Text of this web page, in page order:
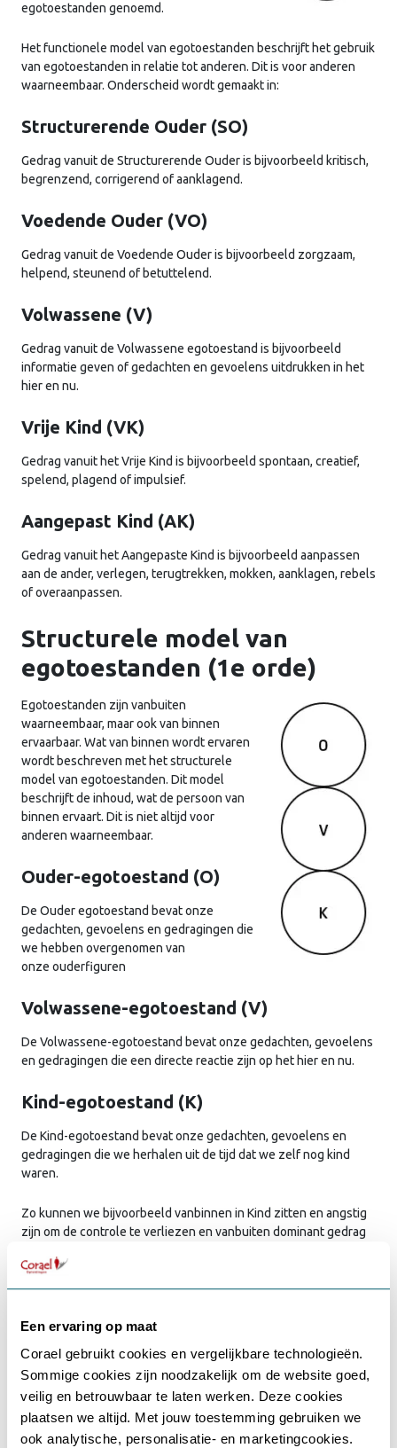
Een ervaring op maat
Corael gebruikt cookies en vergelijkbare technologieën.
Sommige cookies zijn noodzakelijk om de website goed,
veilig en betrouwbaar te laten werken. Deze cookies
plaatsen we altijd. Met jouw toestemming gebruiken we
ook analytische, personalisatie- en marketingcookies.
egotoestanden genoemd.
Het functionele model van egotoestanden beschrijft het gebruik
van egotoestanden in relatie tot anderen. Dit is voor anderen
waarneembaar. Onderscheid wordt gemaakt in:
Structurerende Ouder (SO)
Gedrag vanuit de Structurerende Ouder is bijvoorbeeld kritisch,
begrenzend, corrigerend of aanklagend.
Voedende Ouder (VO)
Gedrag vanuit de Voedende Ouder is bijvoorbeeld zorgzaam,
helpend, steunend of betuttelend.
Volwassene (V)
Gedrag vanuit de Volwassene egotoestand is bijvoorbeeld
informatie geven of gedachten en gevoelens uitdrukken in het
hier en nu.
Vrije Kind (VK)
Gedrag vanuit het Vrije Kind is bijvoorbeeld spontaan, creatief,
spelend, plagend of impulsief.
Aangepast Kind (AK)
Gedrag vanuit het Aangepaste Kind is bijvoorbeeld aanpassen
aan de ander, verlegen, terugtrekken, mokken, aanklagen, rebels
of overaanpassen.
Structurele model van
egotoestanden (1e orde)
Egotoestanden zijn vanbuiten
waarneembaar, maar ook van binnen
ervaarbaar. Wat van binnen wordt ervaren
wordt beschreven met het structurele
model van egotoestanden. Dit model
beschrijft de inhoud, wat de persoon van
binnen ervaart. Dit is niet altijd voor
anderen waarneembaar.
Ouder-egotoestand (O)
De Ouder egotoestand bevat onze
gedachten, gevoelens en gedragingen die
we hebben overgenomen van
onze ouderfiguren
Volwassene-egotoestand (V)
De Volwassene-egotoestand bevat onze gedachten, gevoelens
en gedragingen die een directe reactie zijn op het hier en nu.
Kind-egotoestand (K)
De Kind-egotoestand bevat onze gedachten, gevoelens en
gedragingen die we herhalen uit de tijd dat we zelf nog kind
waren.
Zo kunnen we bijvoorbeeld vanbinnen in Kind zitten en angstig
zijn om de controle te verliezen en vanbuiten dominant gedrag
vanuit je Structurerende Ouder.
Structurele model van
egotoestanden (2e orde)
Het structurele model van egotoestanden kan ook nog
verfijnder worden beschreven met het structurele model van de
2e orde. Hierin zijn Ouder en Kind verder onderverdeeld zoals
onderstaand beschreven. Om onderscheid te maken in het
Gebruikersnaam of e-mailadres *